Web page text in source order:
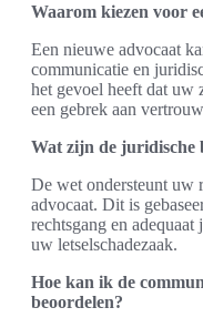
Waarom kiezen voor
Een nieuwe advocaat
communicatie en
het gevoel heeft dat uw
een gebrek aan
Wat zijn de juridische
De wet ondersteunt uw
advocaat. Dit is
rechtsgang en
uw letselschadezaak.
Hoe kan ik de
beoordelen?